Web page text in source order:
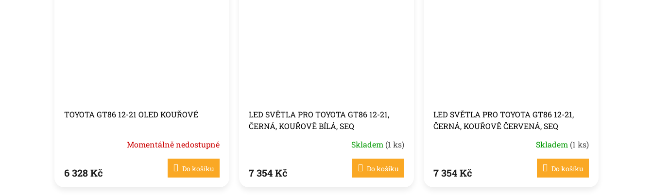
TOYOTA GT86 12-21 OLED KOUŘOVÉ
Momentálně nedostupné
6 328 Kč Do košíku
LED SVĚTLA PRO TOYOTA GT86 12-21,
ČERNÁ, KOUŘOVĚ BÍLÁ, SEQ
Skladem (1 ks)
7 354 Kč Do košíku
LED SVĚTLA PRO TOYOTA GT86 12-21,
ČERNÁ, KOUŘOVĚ ČERVENÁ, SEQ
Skladem (1 ks)
7 354 Kč Do košíku